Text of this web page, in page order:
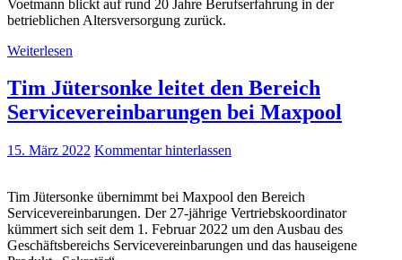
Voetmann blickt auf rund 20 Jahre Berufserfahrung in der
betrieblichen Altersversorgung zurück.
Weiterlesen
Tim Jütersonke leitet den Bereich
Servicevereinbarungen bei Maxpool
15. März 2022 Kommentar hinterlassen
Tim Jütersonke übernimmt bei Maxpool den Bereich
Servicevereinbarungen. Der 27-jährige Vertriebskoordinator
kümmert sich seit dem 1. Februar 2022 um den Ausbau des
Geschäftsbereichs Servicevereinbarungen und das hauseigene